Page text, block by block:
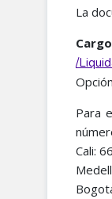
La
/
Para
Cali: